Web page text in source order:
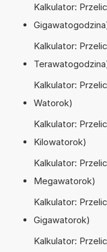
Kalkulator:
Kalkulator:
Kalkulator:
Watorok)
Kalkulator:
Kilowatorok)
Kalkulator:
Megawatorok)
Kalkulator:
Gigawatorok)
Kalkulator: